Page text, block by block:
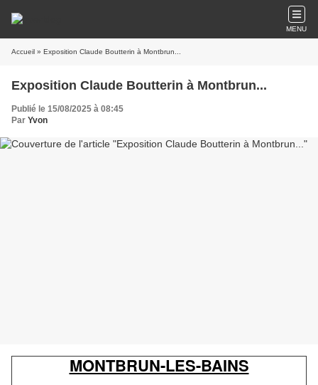
MENU
Accueil » Exposition Claude Boutterin à Montbrun...
Exposition Claude Boutterin à Montbrun...
Publié le 15/08/2025 à 08:45
Par Yvon
MONTBRUN-LES-BAINS